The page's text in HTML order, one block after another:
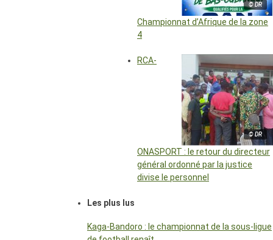
© DR
Championnat d’Afrique de la zone
4
© DR
RCA-
ONASPORT : le retour du directeur
général ordonné par la justice
divise le personnel
Les plus lus
Kaga-Bandoro : le championnat de la sous-ligue